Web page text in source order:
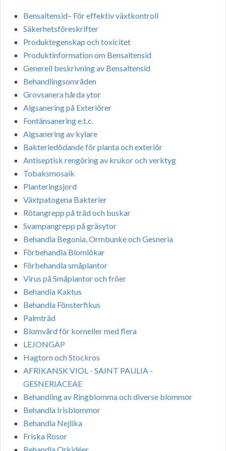
Bensaltensid– För effektiv växtkontroll
Säkerhetsföreskrifter
Produktegenskap och toxicitet
Produktinformation om Bensaltensid
Generell beskrivning av Bensaltensid
Behandlingsområden
Grovsanera hårda ytor
Algsanering på Exteriörer
Fontänsanering e.t.c.
Algsanering av kylare
Bakteriedödande för planta och exteriör
Antiseptisk rengöring av krukor och verktyg
Tobaksmosaik
Planteringsjord
Växtpatogena Bakterier
Rötangrepp på träd och buskar
Svampangrepp på gräsytor
Behandla Begonia, Ormbunke och Gesneria
Förbehandla Blomlökar
Förbehandla småplantor
Virus på Småplantor och fröer
Behandla Kaktus
Behandla Fönsterfikus
Palmträd
Blomvård för korneller med flera
LEJONGAP
Hagtorn och Stockros
AFRIKANSK VIOL - SAINT PAULIA -
GESNERIACEAE
Behandling av Ringblomma och diverse blommor
Behandla Irisblommor
Behandla Nejlika
Friska Rosor